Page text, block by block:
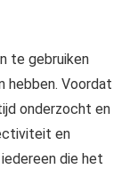
te gebruiken
Voordat
onderzocht en
en
die het